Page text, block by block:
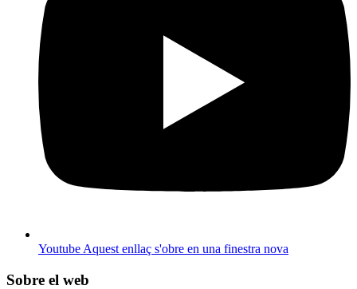
Youtube Aquest enllaç s'obre en una finestra nova
Sobre el web